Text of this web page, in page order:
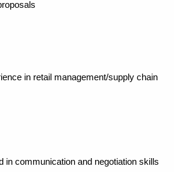
in retail management/supply chain
in communication and negotiation skills